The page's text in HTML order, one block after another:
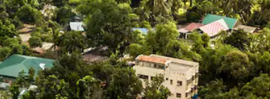
klávesov so šípkami nahor a nadol alebo ich